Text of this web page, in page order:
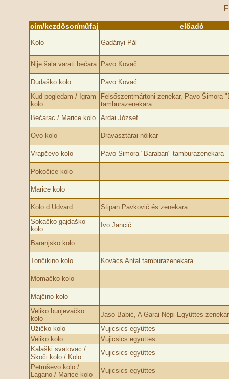
cím/kezdősor/műfaj előadó
Kolo Gadányi Pál
Nije šala varati bećara Pavo Kovač
Dudaško kolo
Pavo Kovać
Kud pogledam / Igram
kolo
Felsőszentmártoni zenekar, Pavo Šimora
tamburazenekara
Bećarac / Marice kolo
Ardai József
Ovo kolo Drávasztárai nőikar
Vrapčevo kolo Pavo Simora "Baraban" tamburazenekara
Pokočice kolo
Marice kolo
Kolo d Udvard
Stipan Pavković és zenekara
Sokačko gajdaško
kolo
Ivo Jancić
Baranjsko kolo
Tončikino kolo Kovács Antal tamburazenekara
Momačko kolo
Majčino kolo
Veliko bunjevačko
kolo
Jaso Babić, A Garai Népi Együttes
Užičko kolo
Vujicsics együttes
Veliko kolo
Vujicsics együttes
Kalaški svatovac /
Skoči kolo / Kolo
Vujicsics együttes
Petruševo kolo /
Lagano / Marice kolo
Vujicsics együttes